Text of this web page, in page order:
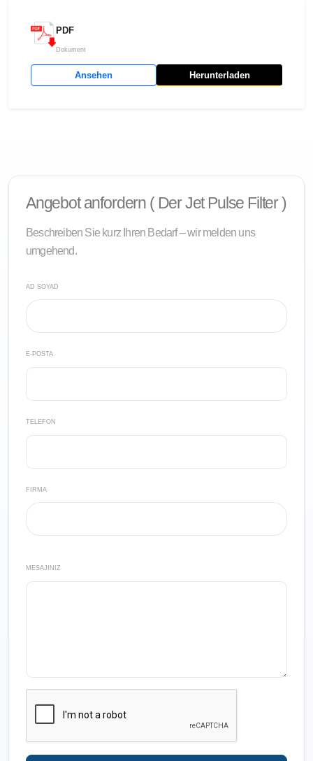
PDF
Dokument
Ansehen Herunterladen
Angebot anfordern ( Der Jet Pulse Filter )
Beschreiben Sie kurz Ihren Bedarf – wir melden uns
umgehend.
AD SOYAD
E-POSTA
TELEFON
FIRMA
MESAJINIZ